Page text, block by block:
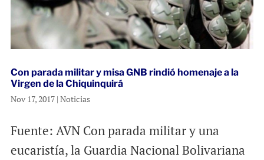
Con parada militar y misa GNB rindió homenaje a la
Virgen de la Chiquinquirá
Nov 17, 2017| Noticias
Fuente: AVN Con parada militar y una
eucaristía, la Guardia Nacional Bolivariana